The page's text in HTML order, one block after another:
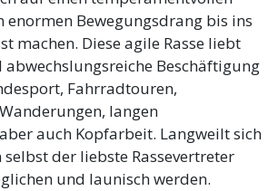
enormen Bewegungsdrang bis ins
machen. Diese agile Rasse liebt
Beschäftigung
Fahrradtouren,
langen
auch Kopfarbeit. Langweilt sich
selbst der liebste Rassevertreter
und launisch werden.